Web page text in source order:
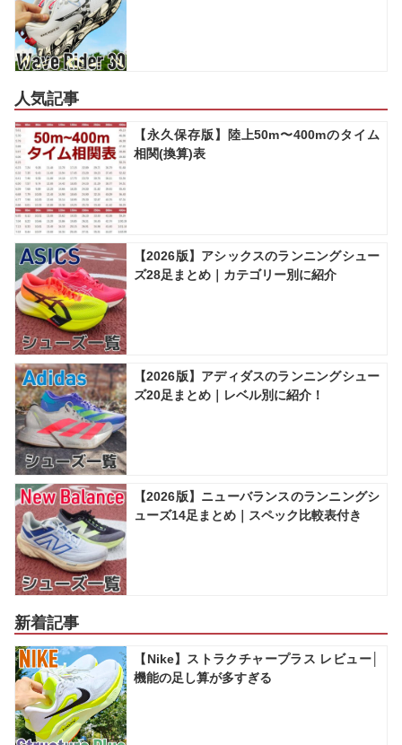
人気記事
【永久保存版】陸上50m〜400mのタイム
相関(換算)表
【2026版】アシックスのランニングシュー
ズ28足まとめ｜カテゴリー別に紹介
【2026版】アディダスのランニングシュー
ズ20足まとめ｜レベル別に紹介！
【2026版】ニューバランスのランニングシ
ューズ14足まとめ｜スペック比較表付き
新着記事
【Nike】ストラクチャープラス レビュー│
機能の足し算が多すぎる